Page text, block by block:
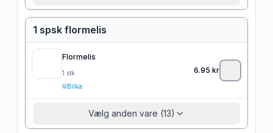
1 spsk flormelis
Flormelis
1 stk
Bilka
6.95 kr
Vælg anden vare (13)